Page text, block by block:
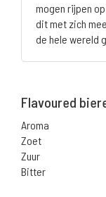
mogen rijpen
dit met zich
de hele wereld
Flavoured
Aroma
Zoet
Zuur
Bitter